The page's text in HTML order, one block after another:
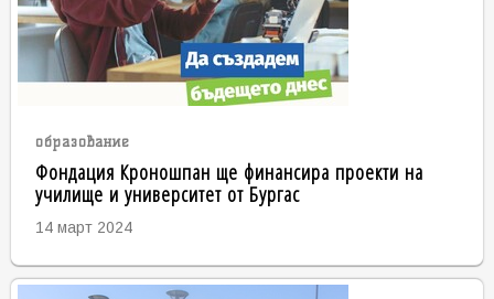
образование
Фондация Кроношпан ще финансира проекти на
училище и университет от Бургас
14 март 2024